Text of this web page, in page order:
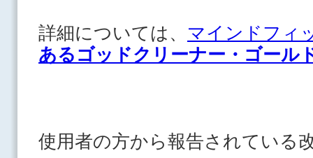
詳細については、 マインドフィ
あるゴッドクリーナー・ゴール
使用者の方から報告されている